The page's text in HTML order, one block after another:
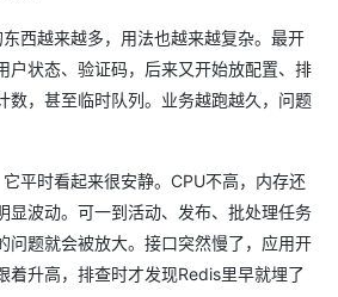
西越来越多，用法也越来越复杂。最开
户状态、验证码，后来又开始放配置、排
数，甚至临时队列。业务越跑越久，问题
平时看起来很安静。CPU不高，内存还
显波动。可一到活动、发布、批处理任务
问题就会被放大。接口突然慢了，应用开
着升高，排查时才发现Redis里早就埋了